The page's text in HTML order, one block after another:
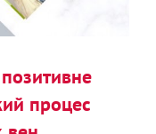
процес